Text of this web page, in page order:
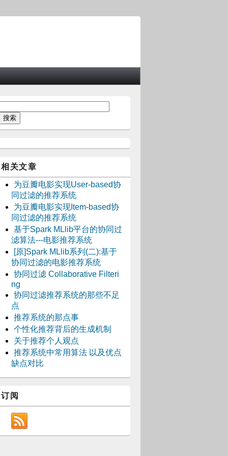
相关文章
为豆瓣电影实现User-based协
同过滤的推荐系统
为豆瓣电影实现Item-based协
同过滤的推荐系统
基于Spark MLlib平台的协同过
滤算法---电影推荐系统
[原]Spark MLlib系列(二):基于
协同过滤的电影推荐系统
协同过滤 Collaborative Filteri
ng
协同过滤推荐系统的那些不足
点
推荐系统的那点事
个性化推荐背后的生成机制
关于推荐个人观点
推荐系统中常用算法 以及优点
缺点对比
订阅